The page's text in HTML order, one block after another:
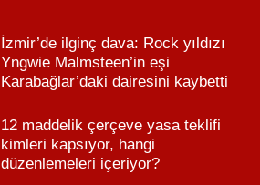
İzmir’de ilginç dava: Rock yıldızı
Yngwie Malmsteen’in eşi
Karabağlar’daki dairesini kaybetti
12 maddelik çerçeve yasa teklifi
kimleri kapsıyor, hangi
düzenlemeleri içeriyor?